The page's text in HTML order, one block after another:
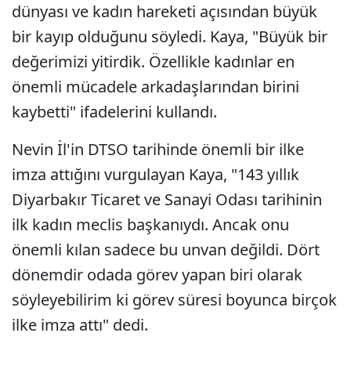
dünyası ve kadın hareketi açısından büyük
bir kayıp olduğunu söyledi. Kaya, "Büyük bir
değerimizi yitirdik. Özellikle kadınlar en
önemli mücadele arkadaşlarından birini
kaybetti" ifadelerini kullandı.
Nevin İl'in DTSO tarihinde önemli bir ilke
imza attığını vurgulayan Kaya, "143 yıllık
Diyarbakır Ticaret ve Sanayi Odası tarihinin
ilk kadın meclis başkanıydı. Ancak onu
önemli kılan sadece bu unvan değildi. Dört
dönemdir odada görev yapan biri olarak
söyleyebilirim ki görev süresi boyunca birçok
ilke imza attı" dedi.